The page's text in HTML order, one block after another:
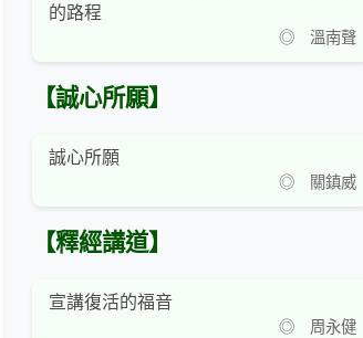
的路程
◎ 溫南聲
【誠心所願】
誠心所願
◎ 關鎮威
【釋經講道】
宣講復活的福音
◎ 周永健